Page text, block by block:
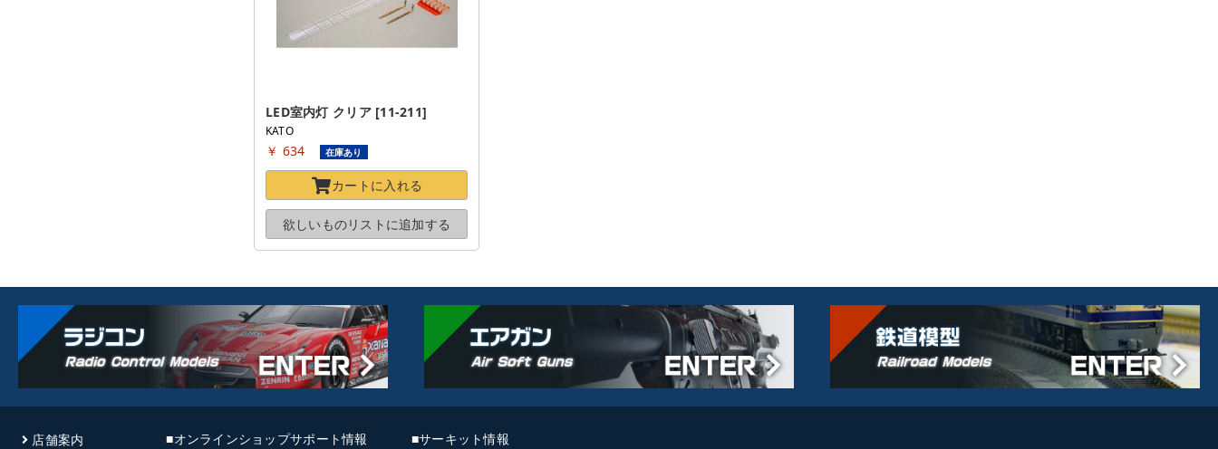
LED室内灯 クリア [11-211]
KATO
￥ 634 在庫あり
カートに入れる
欲しいものリストに追加する
店舗案内 ■オンラインショップサポート情報 ■サーキット情報